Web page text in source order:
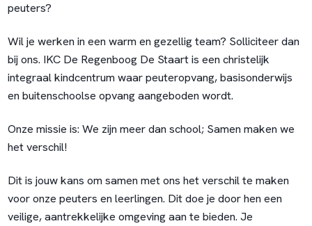
peuters?
Wil je werken in een warm en gezellig team? Solliciteer dan
bij ons. IKC De Regenboog De Staart is een christelijk
integraal kindcentrum waar peuteropvang, basisonderwijs
en buitenschoolse opvang aangeboden wordt.
Onze missie is: We zijn meer dan school; Samen maken we
het verschil!
Dit is jouw kans om samen met ons het verschil te maken
voor onze peuters en leerlingen. Dit doe je door hen een
veilige, aantrekkelijke omgeving aan te bieden. Je